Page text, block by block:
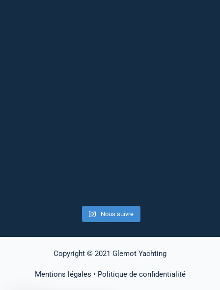
Nous suivre
Copyright © 2021 Glemot Yachting
Mentions légales • Politique de confidentialité